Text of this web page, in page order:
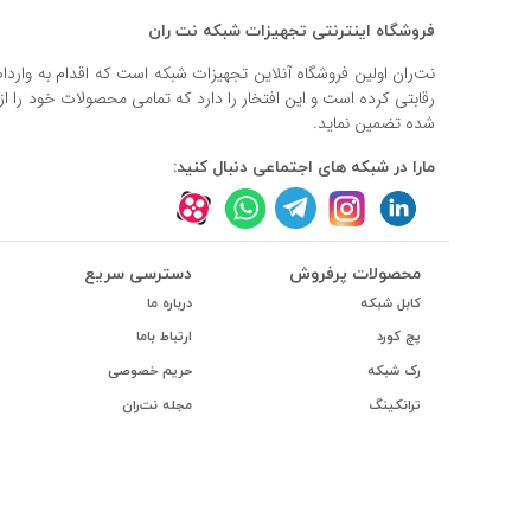
فروشگاه اینترنتی تجهیزات شبکه نت ران
نت‌ران اولین فروشگاه آنلاین تجهیزات شبکه است که اقدام به
رقابتی کرده است و این افتخار را دارد که تمامی محصولات خود
شده تضمین نماید.
مارا در شبکه های اجتماعی دنبال کنید:
محصولات پرفروش
کابل شبکه
پچ کورد
رک شبکه
ترانکینگ
دسترسی سریع
درباره ما
ارتباط باما
حریم خصوصی
مجله نت‌ران